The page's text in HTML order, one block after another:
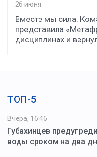
26 июня
Вместе мы сила.
представила
дисциплинах и
ТОП-5
Вчера, 16:46
Губахинцев
воды сроком на два